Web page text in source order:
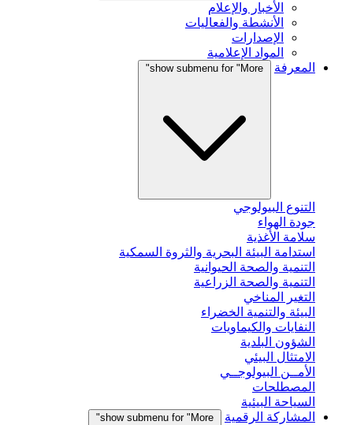
الأخبار والإعلام
الأنشطة والفعاليات
الإصدارات
المواد الإعلامية
المعرفة
show submenu for "More"
التنوع البيولوجي
جودة الهواء
سلامة الأغذية
استدامة البيئة البحرية والثروة السمكية
التنمية والصحة الحيوانية
التنمية والصحة الزراعية
التغير المناخي
البيئة والتنمية الخضراء
النفايات والكيماويات
الشؤون البلدية
الامتثال البيئي
الأمــن البيولوجــي
المصطلحات
السياحة البيئية
المشاركة الرقمية
show submenu for "More"